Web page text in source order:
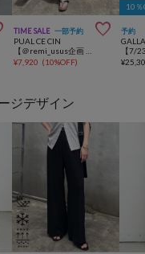
TIME SALE 一部予約 
PUAL CE CIN
【＠remi_usus企画 / 接触冷感+抗菌】カーブシルエットカットソーパンツ
¥7,920 (10%OFF)
10％
予約
¥
ジデザイン